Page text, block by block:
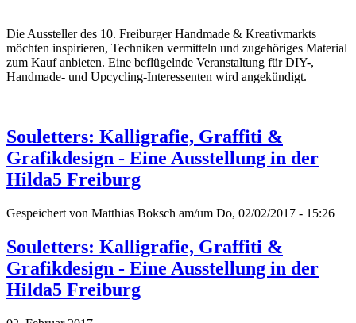
Die Aussteller des 10. Freiburger Handmade & Kreativmarkts
möchten inspirieren, Techniken vermitteln und zugehöriges Material
zum Kauf anbieten. Eine beflügelnde Veranstaltung für DIY-,
Handmade- und Upcycling-Interessenten wird angekündigt.
Souletters: Kalligrafie, Graffiti &
Grafikdesign - Eine Ausstellung in der
Hilda5 Freiburg
Gespeichert von Matthias Boksch am/um Do, 02/02/2017 - 15:26
Souletters: Kalligrafie, Graffiti &
Grafikdesign - Eine Ausstellung in der
Hilda5 Freiburg